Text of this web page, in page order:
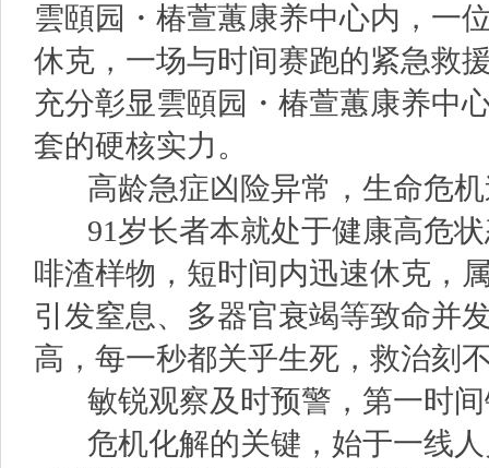
雲頤园・椿萱蕙康养中心内，一
休克，一场与时间赛跑的紧急救
充分彰显雲頤园・椿萱蕙康养中
套的硬核实力。
高龄急症凶险异常，生命危机
91岁长者本就处于健康高危状
啡渣样物，短时间内迅速休克，
引发窒息、多器官衰竭等致命并
高，每一秒都关乎生死，救治刻
敏锐观察及时预警，第一时间
危机化解的关键，始于一线人